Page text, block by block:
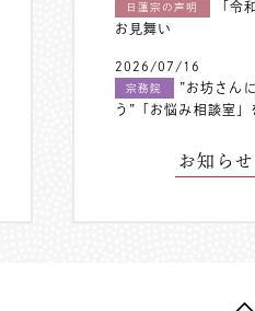
日蓮宗の声明
「令
お見舞い
2026/07/16
宗務院
”お坊さん
う”「お悩み相談室」
お知ら